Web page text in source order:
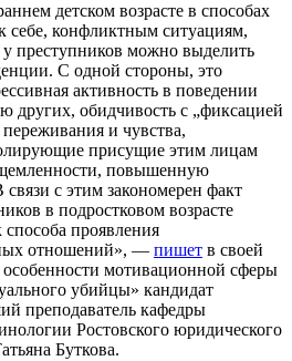
детском возрасте в способах
себе, конфликтным ситуациям,
у преступников можно выделить
С одной стороны, это
активность в поведении
других, обидчивость с „фиксацией
и чувства,
присущие этим лицам
повышенную
с этим закономерен факт
в подростковом возрасте
проявления
отношений», — пишет в своей
особенности мотивационной сферы
убийцы» кандидат
преподаватель кафедры
Ростовского юридического
Буткова.